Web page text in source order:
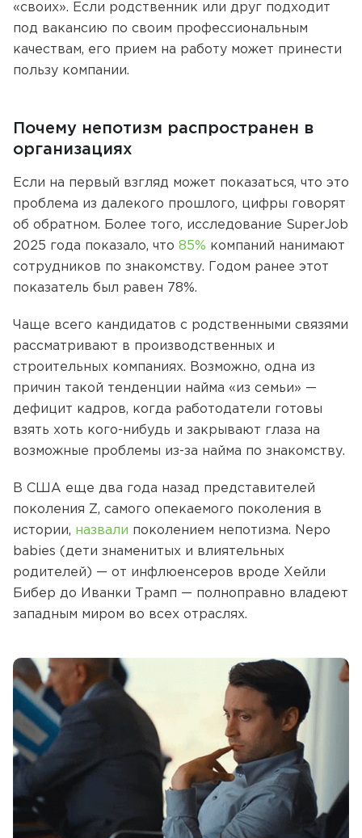
«своих». Если родственник или друг подходит
под вакансию по своим профессиональным
качествам, его прием на работу может принести
пользу компании.
Почему непотизм распространен в
организациях
Если на первый взгляд может показаться, что это
проблема из далекого прошлого, цифры говорят
об обратном. Более того, исследование SuperJob
2025 года показало, что 85% компаний нанимают
сотрудников по знакомству. Годом ранее этот
показатель был равен 78%.
Чаще всего кандидатов с родственными связями
рассматривают в производственных и
строительных компаниях. Возможно, одна из
причин такой тенденции найма «из семьи» —
дефицит кадров, когда работодатели готовы
взять хоть кого-нибудь и закрывают глаза на
возможные проблемы из-за найма по знакомству.
В США еще два года назад представителей
поколения Z, самого опекаемого поколения в
истории, назвали поколением непотизма. Nepo
babies (дети знаменитых и влиятельных
родителей) — от инфлюенсеров вроде Хейли
Бибер до Иванки Трамп — полноправно владеют
западным миром во всех отраслях.